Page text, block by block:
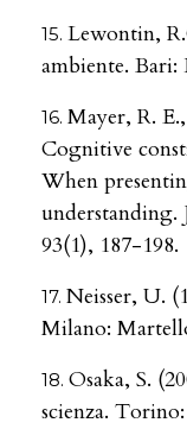
Lewontin,
ambiente. Bari:
Mayer, R.
Cognitive
When
understanding.
93(1), 187-198.
Neisser, U.
Milano:
Osaka, S.
scienza.